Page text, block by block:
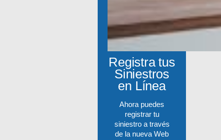
Registra tus
Siniestros
en Línea
Ahora puedes
registrar tu
siniestro a través
de la nueva Web